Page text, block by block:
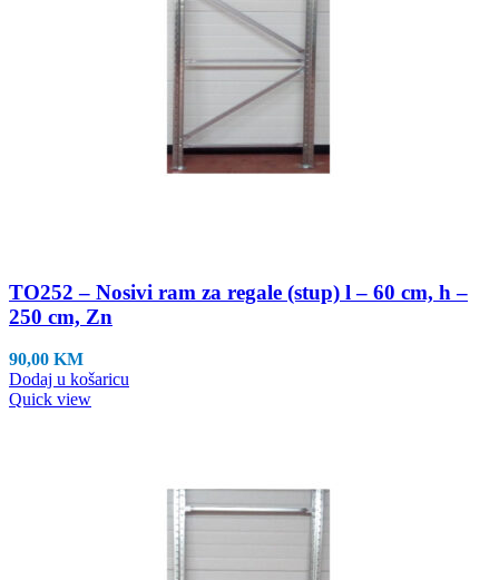
TO252 – Nosivi ram za regale (stup) l – 60 cm, h –
250 cm, Zn
90,00 KM
Dodaj u košaricu
Quick view